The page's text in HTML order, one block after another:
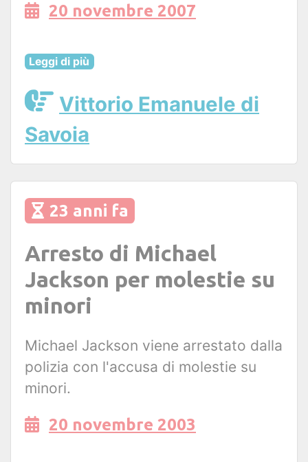
20 novembre 2007
Leggi di più
Vittorio Emanuele di
Savoia
23 anni fa
Arresto di Michael
Jackson per molestie su
minori
Michael Jackson viene arrestato dalla
polizia con l'accusa di molestie su
minori.
20 novembre 2003